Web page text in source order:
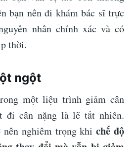
bạn nên đi khám bác sĩ trực
nhân chính xác và có
thời.
ngột
một liệu trình giảm cân
đi cân nặng là lẽ tất nhiên.
nên nghiêm trọng khichế độ